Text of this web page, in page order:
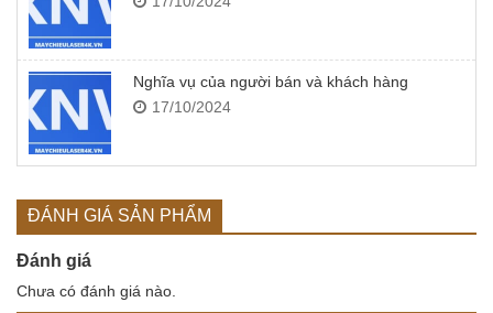
Nghĩa vụ của người bán và khách hàng
17/10/2024
ĐÁNH GIÁ SẢN PHẨM
Đánh giá
Chưa có đánh giá nào.